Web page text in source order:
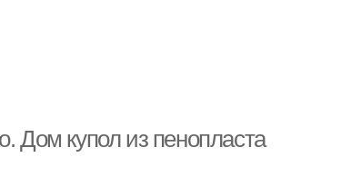
Дом купол из пенопласта